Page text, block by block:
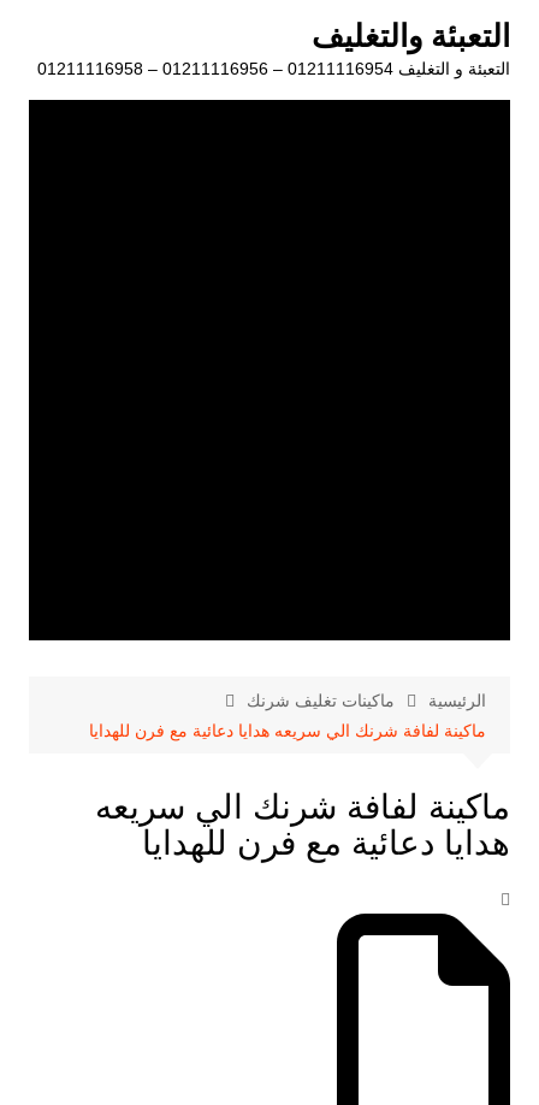
المحتوى
التعبئة والتغليف
التعبئة و التغليف 01211116954 – 01211116956 – 01211116958
الرئيسية
ماكينات تغليف شرنك
ماكينة لفافة شرنك الي سريعه هدايا دعائية مع فرن للهدايا
ماكينة لفافة شرنك الي سريعه
هدايا دعائية مع فرن للهدايا